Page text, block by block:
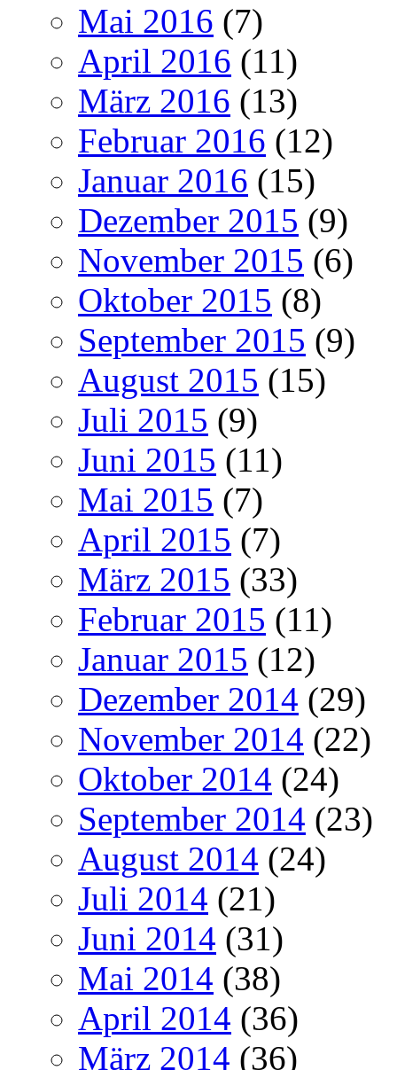
Mai 2016 (7)
April 2016 (11)
März 2016 (13)
Februar 2016 (12)
Januar 2016 (15)
Dezember 2015 (9)
November 2015 (6)
Oktober 2015 (8)
September 2015 (9)
August 2015 (15)
Juli 2015 (9)
Juni 2015 (11)
Mai 2015 (7)
April 2015 (7)
März 2015 (33)
Februar 2015 (11)
Januar 2015 (12)
Dezember 2014 (29)
November 2014 (22)
Oktober 2014 (24)
September 2014 (23)
August 2014 (24)
Juli 2014 (21)
Juni 2014 (31)
Mai 2014 (38)
April 2014 (36)
März 2014 (36)